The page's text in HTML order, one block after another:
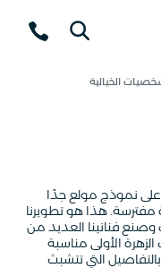
الخيالية
على نموذج مولع جدًا
هذا هو تطويرنا
وصنع فنانينا العديد من
الأولى مناسبة
التي تتشبث